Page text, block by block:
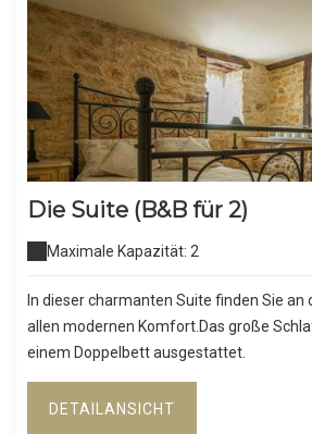
Die Suite (B&B für 2)
Maximale Kapazität: 2
In dieser charmanten Suite finden Sie
allen modernen Komfort.Das große
einem Doppelbett ausgestattet.
DETAILANSICHT